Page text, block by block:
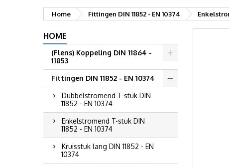
Home Fittingen DIN 11852 - EN 10374
HOME
(Flens) Koppeling DIN 11864 -
11853
Fittingen DIN 11852 - EN 10374
Dubbelstromend T-stuk DIN
11852 - EN 10374
Enkelstromend T-stuk DIN
11852 - EN 10374
Kruisstuk lang DIN 11852 - EN
10374